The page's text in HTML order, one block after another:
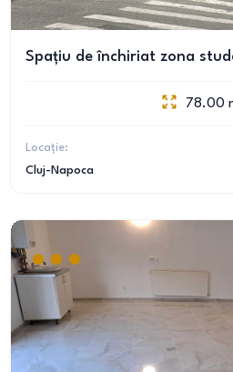
Spațiu de închiriat zona
78.00
Locație:
Cluj-Napoca